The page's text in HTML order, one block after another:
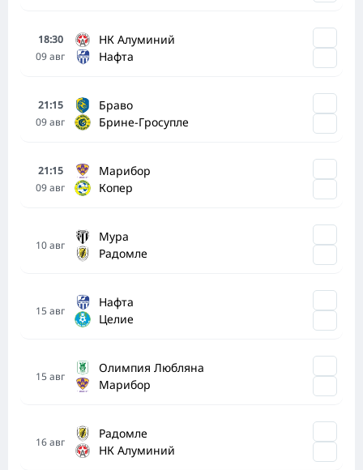
18:30
09авг
НК Алуминий
Нафта
21:15
09авг
Браво
Брине-Гросупле
21:15
09авг
Марибор
Копер
10авг
Мура
Радомле
15авг
Нафта
Целие
15авг
Олимпия Любляна
Марибор
16авг
Радомле
НК Алуминий